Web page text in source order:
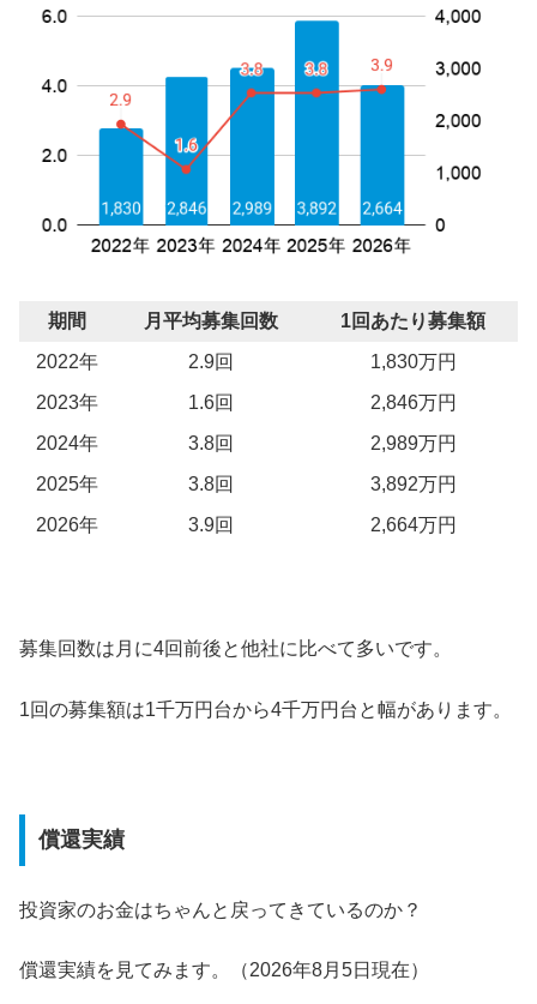
期間 月平均募集回数
1回あたり募集額
2022年
2.9回
1,830万円
2023年
1.6回
2,846万円
2024年
3.8回
2,989万円
2025年
3.8回
3,892万円
2026年
3.9回 2,664万円
募集回数は月に4回前後と他社に比べて多いです。
1回の募集額は1千万円台から4千万円台と幅があります。
償還実績
投資家のお金はちゃんと戻ってきているのか？
償還実績を見てみます。（2026年8月5日現在）